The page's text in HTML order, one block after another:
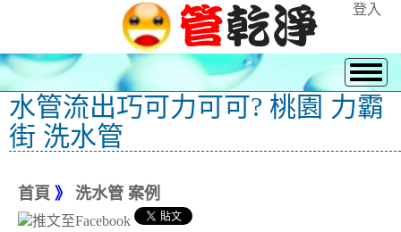
登入
水管流出巧可力可可? 桃園 力霸
街 洗水管
首頁 》 洗水管 案例